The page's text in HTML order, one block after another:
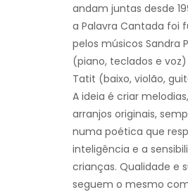
andam juntas desde
a Palavra Cantada foi
pelos músicos Sandra
(piano, teclados e voz)
Tatit (baixo, violão,
A ideia é criar
arranjos originais,
numa poética que
inteligência e a
crianças. Qualidade e
seguem o mesmo